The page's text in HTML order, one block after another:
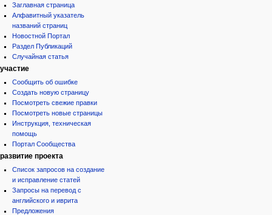
Заглавная страница
Алфавитный указатель
названий страниц
Новостной Портал
Раздел Публикаций
Случайная статья
участие
Сообщить об ошибке
Создать новую страницу
Посмотреть свежие правки
Посмотреть новые страницы
Инструкция, техническая
помощь
Портал Сообщества
развитие проекта
Список запросов на создание
и исправление статей
Запросы на перевод с
английского и иврита
Предложения